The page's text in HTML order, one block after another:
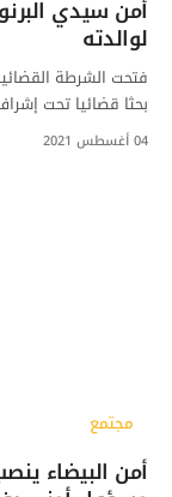
أمن سيدي
لوالدته
فتحت الشرطة
بحثا قضائيا تحت
04 أغسطس 2021
مجتمع
أمن البيضاء